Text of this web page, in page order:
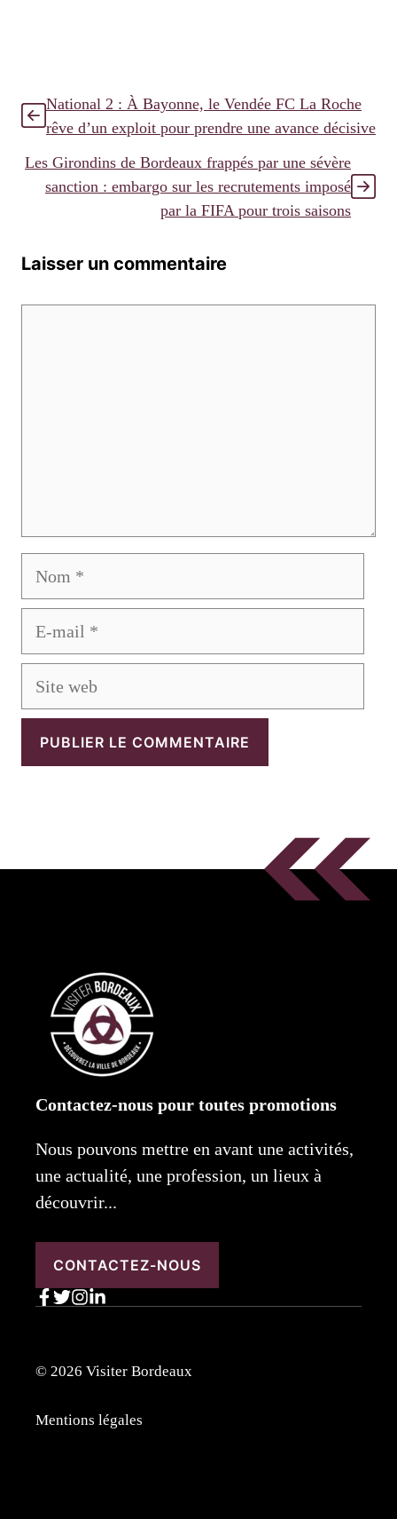
National 2 : À Bayonne, le Vendée FC La Roche
rêve d’un exploit pour prendre une avance décisive
Les Girondins de Bordeaux frappés par une sévère
sanction : embargo sur les recrutements imposé
par la FIFA pour trois saisons
Laisser un commentaire
Nom
E-
Site
Contactez-nous pour toutes promotions
Nous pouvons mettre en avant une activités,
une actualité, une profession, un lieux à
découvrir...
CONTACTEZ-NOUS
© 2026 Visiter Bordeaux
Mentions légales